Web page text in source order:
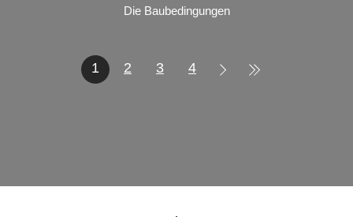
Die Baubedingungen
1 2 3 4